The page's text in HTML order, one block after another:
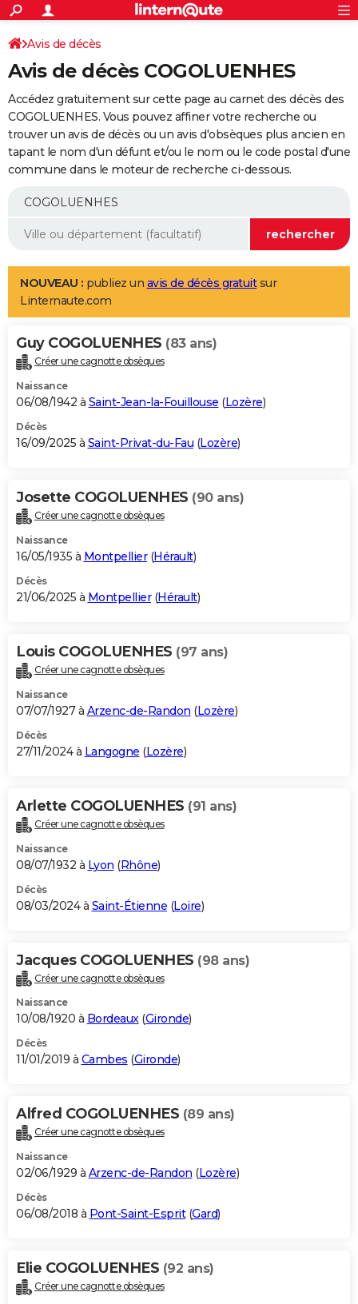
ACTUALITÉS
Politique
Société
Faits Divers
Education
Monde
Villes
+
SPORT
Coupe du monde 2026
Football
Tennis
Cyclisme
Rugby
Forum
Programme TV
TNT
Streaming
Cinéma
Sorties cinéma
Musique
+
FINANCE
Retraite
Epargne
Immobilier
Risques naturels par ville
Assurance
AUTO
Essais
Réserver un essai
Citadines
Berlines
SUV
Forum auto
+
Mobiles
Meilleur smartphone
Internet
Ordinateurs
Jeux vidéo
Guide high-tech
Aménagement intérieur
LIFESTYLE
Art de vivre
Bien-être
Loisirs
Mode
Modes de vie
Alimentation
Guide de la santé
Maladies
Médicaments
Sommeil
VOYAGE
Destinations
City break
Voyage nature
Voyage de noces
Forum
Climat
+PHOTO
GUIDES D'ACHAT
BONS PLANS
Carte de Noël
Carte Bonne année
Carte Saint-Valentin
Carte Pâques
Carte d'anniversaire
DICTIONNAIRE
Dictionnaire
Biographies
Citations
Expressions
Proverbes
PROGRAMME TV
S'inscrire
Se connecter
Lycées
Collèges
Primaires
Universités
Entreprises
Service militaire
Avis de recherche
AVIS DE DÉCÈS
Bricolage
Lifestyle
Culture
Sport
Auto
Television
Voyage
Cinema
Avis de décès
Avis de décès COGOLUENHES
Accédez gratuitement sur cette page au carnet des décès des
COGOLUENHES. Vous pouvez affiner votre recherche ou
trouver un avis de décès ou un avis d'obsèques plus ancien en
tapant le nom d'un défunt et/ou le nom ou le code postal d'une
commune dans le moteur de recherche ci-dessous.
NOUVEAU : publiez un avis de décès gratuitsur
Linternaute.com
Guy COGOLUENHES (83 ans)
Créer une cagnotte obsèques
Naissance
06/08/1942 à Saint-Jean-la-Fouillouse (Lozère)
Décès
16/09/2025 à Saint-Privat-du-Fau (Lozère)
Josette COGOLUENHES (90 ans)
Créer une cagnotte obsèques
Naissance
16/05/1935 à Montpellier(Hérault)
Décès
21/06/2025 à Montpellier(Hérault)
Louis COGOLUENHES (97 ans)
Créer une cagnotte obsèques
Naissance
07/07/1927 à Arzenc-de-Randon (Lozère)
Décès
27/11/2024 à Langogne (Lozère)
Arlette COGOLUENHES (91 ans)
Créer une cagnotte obsèques
Naissance
08/07/1932 à Lyon (Rhône)
Décès
08/03/2024 à Saint-Étienne (Loire)
Jacques COGOLUENHES (98 ans)
Créer une cagnotte obsèques
Naissance
10/08/1920 à Bordeaux(Gironde)
Décès
11/01/2019 à Cambes (Gironde)
Alfred COGOLUENHES (89 ans)
Créer une cagnotte obsèques
Naissance
02/06/1929 à Arzenc-de-Randon (Lozère)
Décès
06/08/2018 à Pont-Saint-Esprit(Gard)
Elie COGOLUENHES (92 ans)
Créer une cagnotte obsèques